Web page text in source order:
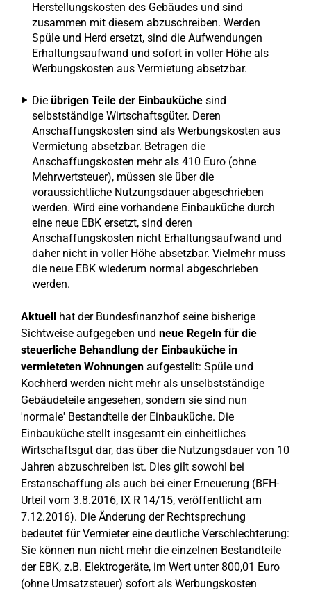
Herstellungskosten des Gebäudes und sind
zusammen mit diesem abzuschreiben. Werden
Spüle und Herd ersetzt, sind die Aufwendungen
Erhaltungsaufwand und sofort in voller Höhe als
Werbungskosten aus Vermietung absetzbar.
Die übrigen Teile der Einbauküche sind
selbstständige Wirtschaftsgüter. Deren
Anschaffungskosten sind als Werbungskosten aus
Vermietung absetzbar. Betragen die
Anschaffungskosten mehr als 410 Euro (ohne
Mehrwertsteuer), müssen sie über die
voraussichtliche Nutzungsdauer abgeschrieben
werden. Wird eine vorhandene Einbauküche durch
eine neue EBK ersetzt, sind deren
Anschaffungskosten nicht Erhaltungsaufwand und
daher nicht in voller Höhe absetzbar. Vielmehr muss
die neue EBK wiederum normal abgeschrieben
werden.
Aktuell hat der Bundesfinanzhof seine bisherige
Sichtweise aufgegeben und neue Regeln für die
steuerliche Behandlung der Einbauküche in
vermieteten Wohnungen aufgestellt: Spüle und
Kochherd werden nicht mehr als unselbstständige
Gebäudeteile angesehen, sondern sie sind nun
'normale' Bestandteile der Einbauküche. Die
Einbauküche stellt insgesamt ein einheitliches
Wirtschaftsgut dar, das über die Nutzungsdauer von 10
Jahren abzuschreiben ist. Dies gilt sowohl bei
Erstanschaffung als auch bei einer Erneuerung (BFH-
Urteil vom 3.8.2016, IX R 14/15, veröffentlicht am
7.12.2016). Die Änderung der Rechtsprechung
bedeutet für Vermieter eine deutliche Verschlechterung:
Sie können nun nicht mehr die einzelnen Bestandteile
der EBK, z.B. Elektrogeräte, im Wert unter 800,01 Euro
(ohne Umsatzsteuer) sofort als Werbungskosten